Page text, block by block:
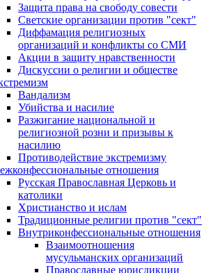
Защита права на свободу совести
Светские организации против "сект"
Диффамация религиозных
организаций и конфликты со СМИ
Акции в защиту нравственности
Дискуссии о религии и обществе
Вандализм
Убийства и насилие
Разжигание национальной и
религиозной розни и призывы к
насилию
Противодействие экстремизму
отношения
Русская Православная Церковь и
католики
Христианство и ислам
Традиционные религии против "сект"
Внутриконфессиональные отношения
Взаимоотношения
мусульманских организаций
Православные юрисдикции